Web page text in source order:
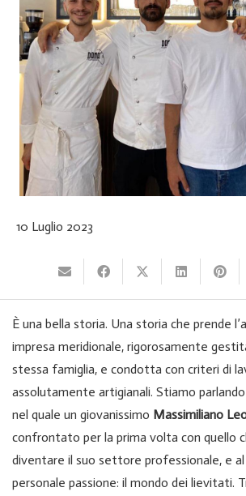
10 Luglio 2023
È una bella storia. Una storia che prende
impresa meridionale, rigorosamente
stessa famiglia, e condotta con criteri di
assolutamente artigianali. Stiamo
nel quale un giovanissimo Massimiliano
confrontato per la prima volta con quello
diventare il suo settore professionale, e
personale passione: il mondo dei lievitati.